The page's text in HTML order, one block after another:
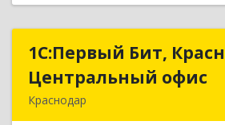
1С:Первый Бит,
Центральный офис
Краснодар
1С:Первый Бит,